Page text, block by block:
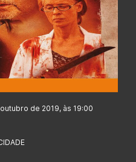
de 2019, às 19:00